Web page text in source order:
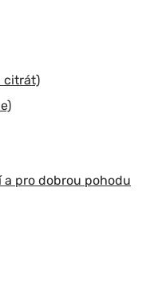
citrát)
pro dobrou pohodu